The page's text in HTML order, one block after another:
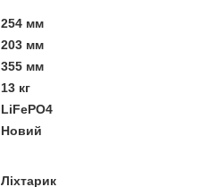
254 мм
203 мм
355 мм
13 кг
LiFePO4
Новий
Ліхтарик